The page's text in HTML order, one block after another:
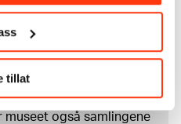
tillat
over 42 000 unike
samlingen
til Oslo
museet også samlingene